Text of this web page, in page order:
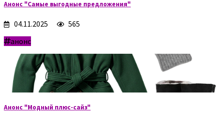
Анонс "Самые выгодные предложения"
04.11.2025
565
анонс
Анонс "Модный плюс-сайз"